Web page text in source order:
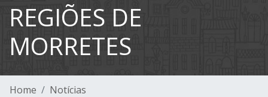
REGIÕES DE
MORRETES
Home Notícias